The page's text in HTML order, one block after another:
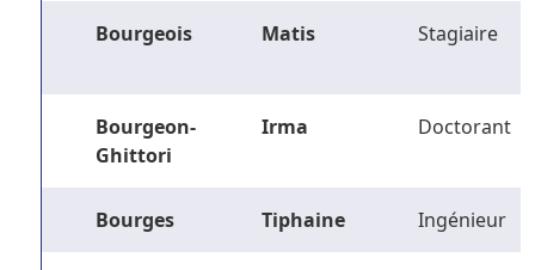
Bourgeois Matis Stagiaire
Bourgeon-
Ghittori
Irma Doctorant
Bourges Tiphaine Ingénieur